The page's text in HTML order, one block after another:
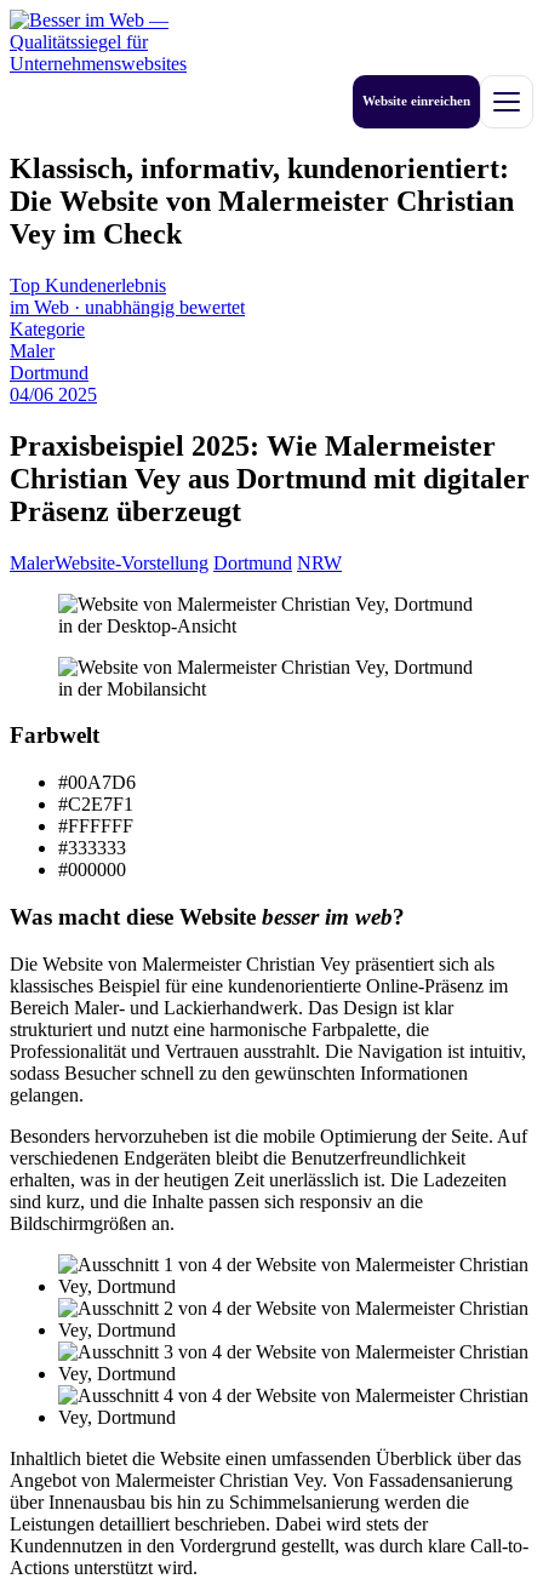
Zum
Inhalt
springen
Website einreichen Menü
Klassisch, informativ, kundenorientiert:
Die Website von Malermeister Christian
Vey im Check
Top Kundenerlebnis
im Web · unabhängig bewertet
Kategorie
Maler
Dortmund
04/06 2025
Praxisbeispiel 2025: Wie Malermeister
Christian Vey aus Dortmund mit digitaler
Präsenz überzeugt
MalerWebsite-Vorstellung Dortmund NRW
Farbwelt
#00A7D6
#C2E7F1
#FFFFFF
#333333
#000000
Was macht diese Website besser im web?
Die Website von Malermeister Christian Vey präsentiert sich als
klassisches Beispiel für eine kundenorientierte Online-Präsenz im
Bereich Maler- und Lackierhandwerk. Das Design ist klar
strukturiert und nutzt eine harmonische Farbpalette, die
Professionalität und Vertrauen ausstrahlt. Die Navigation ist intuitiv,
sodass Besucher schnell zu den gewünschten Informationen
gelangen.
Besonders hervorzuheben ist die mobile Optimierung der Seite. Auf
verschiedenen Endgeräten bleibt die Benutzerfreundlichkeit
erhalten, was in der heutigen Zeit unerlässlich ist. Die Ladezeiten
sind kurz, und die Inhalte passen sich responsiv an die
Bildschirmgrößen an.
Inhaltlich bietet die Website einen umfassenden Überblick über das
Angebot von Malermeister Christian Vey. Von Fassadensanierung
über Innenausbau bis hin zu Schimmelsanierung werden die
Leistungen detailliert beschrieben. Dabei wird stets der
Kundennutzen in den Vordergrund gestellt, was durch klare Call-to-
Actions unterstützt wird.